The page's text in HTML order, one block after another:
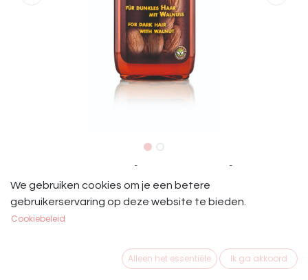
Leovet Power Shampoo Walnoot
Leovet Power Shampoo Walnoot 500 ml.
€13,95
We gebruiken cookies om je een betere
gebruikerservaring op deze website te bieden.
Cookiebeleid
Alleen het essentiële Ik ga akkoord